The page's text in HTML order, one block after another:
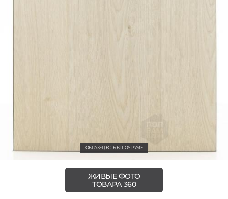
ОБРАЗЕЦ ЕСТЬ В ШОУ-РУМЕ
ЖИВЫЕ ФОТО
ТОВАРА 360